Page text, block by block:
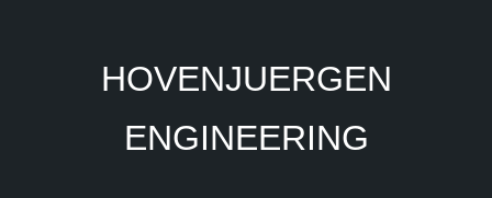
HOVENJUERGEN
ENGINEERING